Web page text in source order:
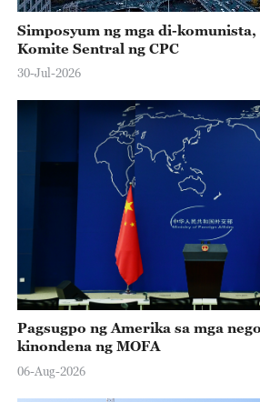
Simposyum ng mga di-
Komite Sentral ng CPC
30-Jul-2026
Pagsugpo ng Amerika sa mga
kinondena ng MOFA
06-Aug-2026